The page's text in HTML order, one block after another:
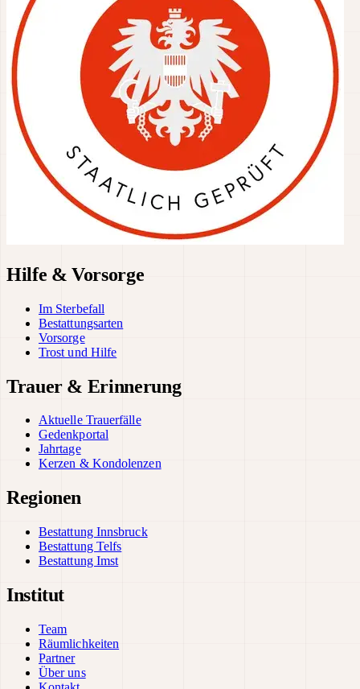
Hilfe & Vorsorge
Im Sterbefall
Bestattungsarten
Vorsorge
Trost und Hilfe
Trauer & Erinnerung
Aktuelle Trauerfälle
Gedenkportal
Jahrtage
Kerzen & Kondolenzen
Regionen
Bestattung Innsbruck
Bestattung Telfs
Bestattung Imst
Institut
Team
Räumlichkeiten
Partner
Über uns